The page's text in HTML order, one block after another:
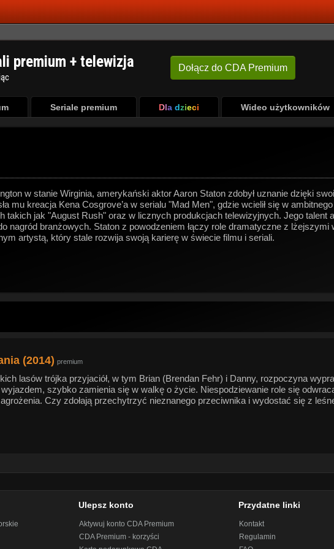
Dołącz do CDA Premium
premium + telewizja
Seriale premium Dla dzieci Wideo użytkowników
w stanie Wirginia, amerykański aktor Aaron Staton zdobył uznanie dzięki
mu kreacja Kena Cosgrove’a w serialu "Mad Men", gdzie wcielił się w
takich jak "August Rush" oraz w licznych produkcjach telewizyjnych. Jego talent
nagród branżowych. Staton z powodzeniem łączy role dramatyczne z lżejszymi
artystą, który stale rozwija swoją karierę w świecie filmu i seriali.
(2014) premium
lasów trójka przyjaciół, w tym Brian (Brendan Fehr) i Danny, rozpoczyna
szybko zamienia się w walkę o życie. Niespodziewanie role się
Czy zdołają przechytrzyć nieznanego przeciwnika i wydostać się z
Ulepsz konto
Aktywuj konto CDA Premium
CDA Premium - korzyści
Przydatne linki
Kontakt
Regulamin